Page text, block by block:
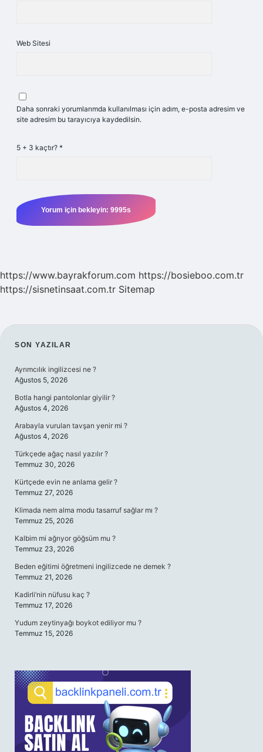
Web Sitesi
Daha sonraki yorumlarımda kullanılması için adım, e-posta adresim ve
site adresim bu tarayıcıya kaydedilsin.
5 + 3 kaçtır? *
https://www.bayrakforum.com https://bosieboo.com.tr
https://sisnetinsaat.com.tr Sitemap
SIDEBAR
SON YAZILAR
Ayrımcılık ingilizcesi ne ?
Ağustos 5, 2026
Botla hangi pantolonlar giyilir ?
Ağustos 4, 2026
Arabayla vurulan tavşan yenir mi ?
Ağustos 4, 2026
Türkçede ağaç nasıl yazılır ?
Temmuz 30, 2026
Kürtçede evin ne anlama gelir ?
Temmuz 27, 2026
Klimada nem alma modu tasarruf sağlar mı ?
Temmuz 25, 2026
Kalbim mi ağrıyor göğsüm mu ?
Temmuz 23, 2026
Beden eğitimi öğretmeni ingilizcede ne demek ?
Temmuz 21, 2026
Kadirli’nin nüfusu kaç ?
Temmuz 17, 2026
Yudum zeytinyağı boykot ediliyor mu ?
Temmuz 15, 2026